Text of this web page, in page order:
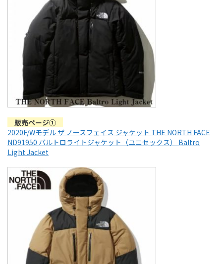
販売ページ①
2020F/Wモデル ザ ノースフェイス ジャケット THE NORTH FACE
ND91950 バルトロライトジャケット（ユニセックス） Baltro
Light Jacket